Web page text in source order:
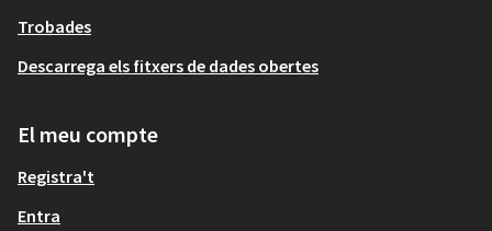
Trobades
Descarrega els fitxers de dades obertes
El meu compte
Registra't
Entra